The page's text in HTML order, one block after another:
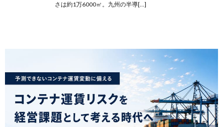
さは約1万6000㎡。九州の半導[…]